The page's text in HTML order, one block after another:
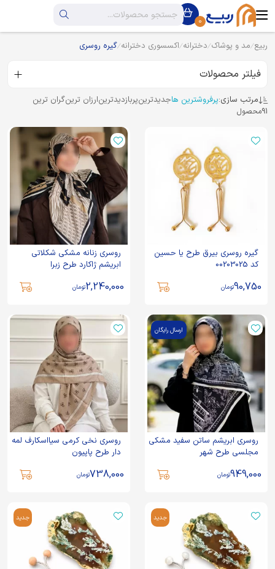
0
ربیع مد و پوشاک دخترانه اکسسوری دخترانه گیره روسری
فیلتر محصولات
مرتب سازی:پرفروشترین هاجدیدترینپربازدیدترینارزان ترینگران ترین
91محصول
گیره روسری بیرق طرح یا حسین
کد 00203025
90,750تومان
روسری زنانه مشکی شکلاتی
ابریشم ژاکارد طرح زبرا
2,240,000تومان
ارسال رایگان
روسری ابریشم ساتن سفید مشکی
مجلسی طرح شهر
949,000تومان
روسری نخی کرمی سیااسکارف لمه
دار طرح پاپیون
738,000تومان
جدید جدید